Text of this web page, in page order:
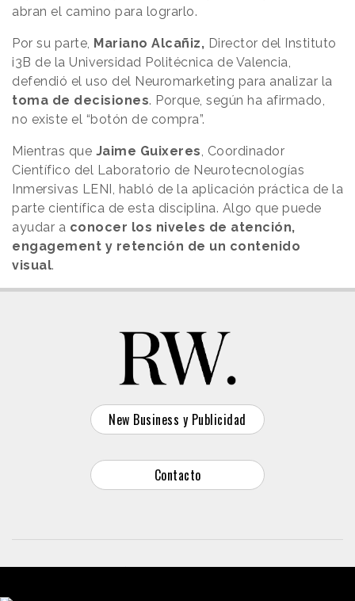
abran el camino para lograrlo.
Por su parte, Mariano Alcañiz, Director del Instituto
i3B de la Universidad Politécnica de Valencia,
defendió el uso del Neuromarketing para analizar la
toma de decisiones. Porque, según ha afirmado,
no existe el “botón de compra”.
Mientras que Jaime Guixeres, Coordinador
Científico del Laboratorio de Neurotecnologías
Inmersivas LENI, habló de la aplicación práctica de la
parte científica de esta disciplina. Algo que puede
ayudar a conocer los niveles de atención,
engagement y retención de un contenido
visual.
New Business y Publicidad
Contacto